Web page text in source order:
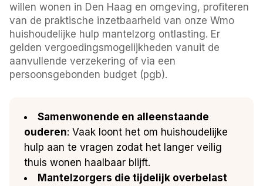
willen wonen in Den Haag en omgeving, profiteren
van de praktische inzetbaarheid van onze Wmo
huishoudelijke hulp mantelzorg ontlasting. Er
gelden vergoedingsmogelijkheden vanuit de
aanvullende verzekering of via een
persoonsgebonden budget (pgb).
Samenwonende en alleenstaande
ouderen: Vaak loont het om huishoudelijke
hulp aan te vragen zodat het langer veilig
thuis wonen haalbaar blijft.
Mantelzorgers die tijdelijk overbelast